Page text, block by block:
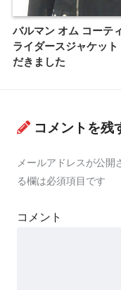
バルマン オム コーテ
ライダースジャケッ
だきました
コメントを残
メールアドレスが公開
る欄は必須項目です
コメント